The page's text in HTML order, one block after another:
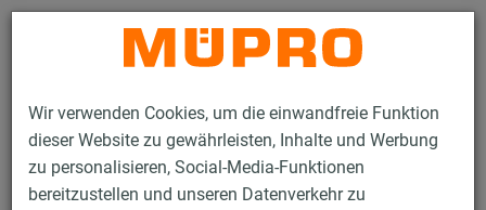
Wir verwenden Cookies, um die einwandfreie Funktion
dieser Website zu gewährleisten, Inhalte und Werbung
zu personalisieren, Social-Media-Funktionen
bereitzustellen und unseren Datenverkehr zu
Kontakt